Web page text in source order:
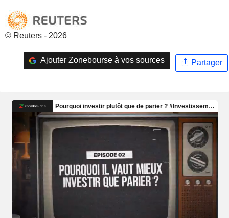
© Reuters - 2026
Ajouter Zonebourse à vos sources Partager